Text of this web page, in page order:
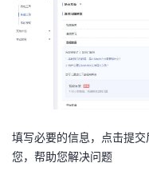
的
者
我
Programs
支
填写必要的信息，点击提
您，帮助您解决问题